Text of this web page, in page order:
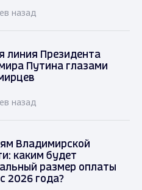
назад
линия Президента
Путина глазами
назад
Владимирской
каким будет
размер оплаты
2026 года?